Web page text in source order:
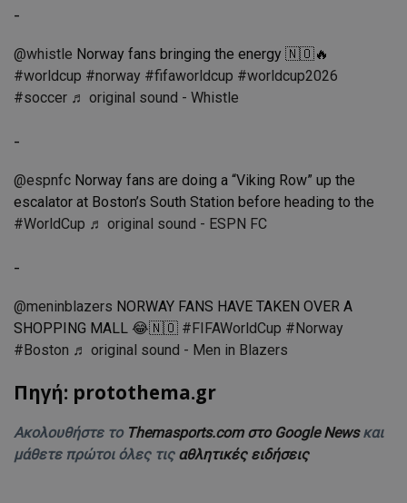
-
@whistle Norway fans bringing the energy 🇳🇴🔥
#worldcup #norway #fifaworldcup #worldcup2026
#soccer ♬ original sound - Whistle
-
@espnfc Norway fans are doing a “Viking Row” up the
escalator at Boston’s South Station before heading to the
#WorldCup ♬ original sound - ESPN FC
-
@meninblazers NORWAY FANS HAVE TAKEN OVER A
SHOPPING MALL 😂🇳🇴 #FIFAWorldCup #Norway
#Boston ♬ original sound - Men in Blazers
Πηγή: protothema.gr
Ακολουθήστε το Themasports.com στο Google Newsκαι
μάθετε πρώτοι όλες τις αθλητικές ειδήσεις